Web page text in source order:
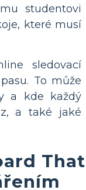
studentovi
které musí
sledovací
To může
a kde každý
a také jaké
That